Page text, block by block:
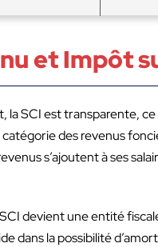
et Impôt
la SCI est transparente,
des revenus
s’ajoutent à ses
devient une entité
dans la possibilité